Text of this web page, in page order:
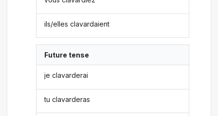
ils/elles clavardaient
Future tense
je clavarderai
tu clavarderas